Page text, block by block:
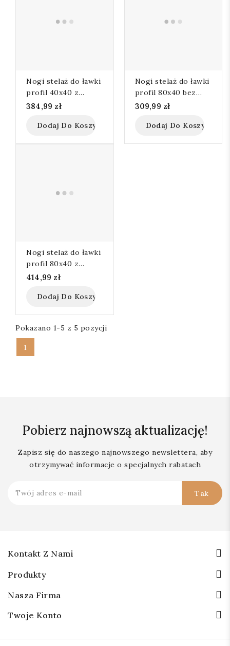
Nogi stelaż do ławki
profil 40x40 z
oparciem komplet
384,99 zł
Dodaj Do Koszyka
Nogi stelaż do ławki
profil 80x40 bez
oparcia komplet
309,99 zł
Dodaj Do Koszyka
Nogi stelaż do ławki
profil 80x40 z
oparciem komplet
414,99 zł
Dodaj Do Koszyka
Pokazano 1-5 z 5 pozycji
1
Pobierz najnowszą aktualizację!
Zapisz się do naszego najnowszego newslettera, aby
otrzymywać informacje o specjalnych rabatach
Kontakt Z Nami
Produkty
Nasza Firma
Twoje Konto